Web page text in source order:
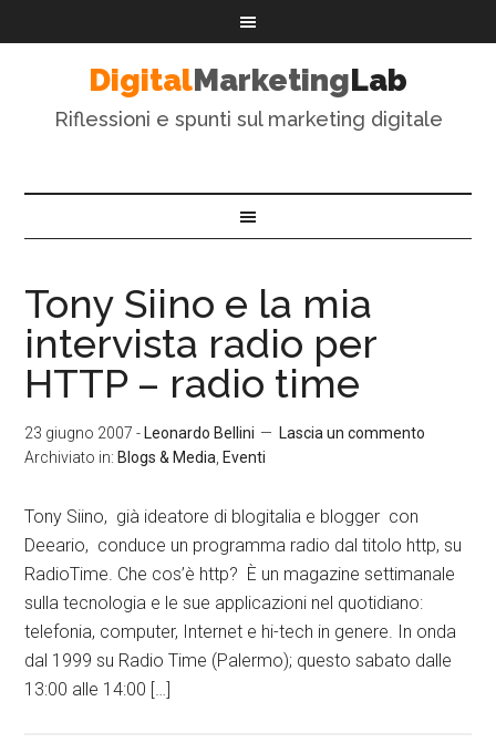
DigitalMarketingLab
Riflessioni e spunti sul marketing digitale
Tony Siino e la mia
intervista radio per
HTTP – radio time
23 giugno 2007 - Leonardo Bellini
Lascia un commento
Archiviato in: Blogs & Media Eventi
Tony Siino, già ideatore di blogitalia e blogger con
Deeario, conduce un programma radio dal titolo http, su
RadioTime. Che cos’è http? È un magazine settimanale
sulla tecnologia e le sue applicazioni nel quotidiano:
telefonia, computer, Internet e hi-tech in genere. In onda
dal 1999 su Radio Time (Palermo); questo sabato dalle
13:00 alle 14:00 […]